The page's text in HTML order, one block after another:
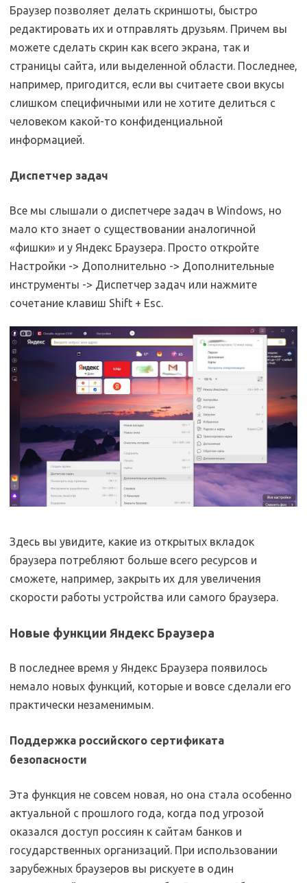
Браузер позволяет делать скриншоты, быстро
редактировать их и отправлять друзьям. Причем вы
можете сделать скрин как всего экрана, так и
страницы сайта, или выделенной области. Последнее,
например, пригодится, если вы считаете свои вкусы
слишком специфичными или не хотите делиться с
человеком какой-то конфиденциальной
информацией.
Диспетчер задач
Все мы слышали о диспетчере задач в Windows, но
мало кто знает о существовании аналогичной
«фишки» и у Яндекс Браузера. Просто откройте
Настройки -> Дополнительно -> Дополнительные
инструменты -> Диспетчер задач или нажмите
сочетание клавиш Shift + Esc.
Здесь вы увидите, какие из открытых вкладок
браузера потребляют больше всего ресурсов и
сможете, например, закрыть их для увеличения
скорости работы устройства или самого браузера.
Новые функции Яндекс Браузера
В последнее время у Яндекс Браузера появилось
немало новых функций, которые и вовсе сделали его
практически незаменимым.
Поддержка российского сертификата
безопасности
Эта функция не совсем новая, но она стала особенно
актуальной с прошлого года, когда под угрозой
оказался доступ россиян к сайтам банков и
государственных организаций. При использовании
зарубежных браузеров вы рискуете в один